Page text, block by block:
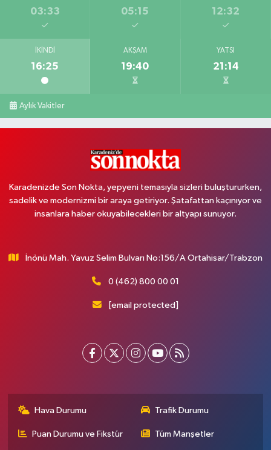
03:33 05:15 12:32
İKINDI
16:25
AKŞAM
19:40
YATSI
21:14
Aylık Vakitler
Karadenizde Son Nokta, yepyeni temasıyla sizleri buluştururken,
sadelik ve modernizmi bir araya getiriyor. Şatafattan kaçınıyor ve
insanlara haber okuyabilecekleri bir altyapı sunuyor.
İnönü Mah. Yavuz Selim Bulvarı No:156/A Ortahisar/Trabzon
0 (462) 800 00 01
[email protected]
Hava Durumu Trafik Durumu
Puan Durumu ve Fikstür Tüm Manşetler